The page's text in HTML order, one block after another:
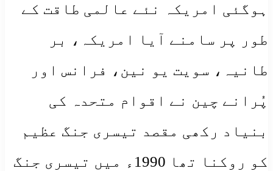
ہوگئی امریکہ نئے عالمی طاقت کے
طور پر سامنے آیا امریکہ، بر
طانیہ، سویت یو نین، فرانس اور
پُرانے چین نے اقوام متحدہ کی
بنیاد رکھی مقصد تیسری جنگ عظیم
کو روکنا تھا 1990ء میں تیسری جنگ